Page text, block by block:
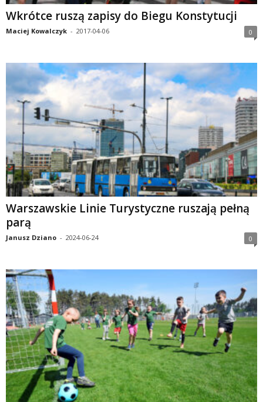
Wkrótce ruszą zapisy do Biegu Konstytucji
Maciej Kowalczyk - 2017-04-06 0
Warszawskie Linie Turystyczne ruszają pełną
parą
Janusz Dziano - 2024-06-24 0